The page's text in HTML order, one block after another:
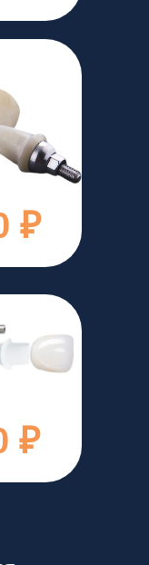
₽
₽